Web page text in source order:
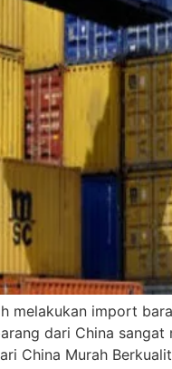
melakukan import
dari China
China Murah